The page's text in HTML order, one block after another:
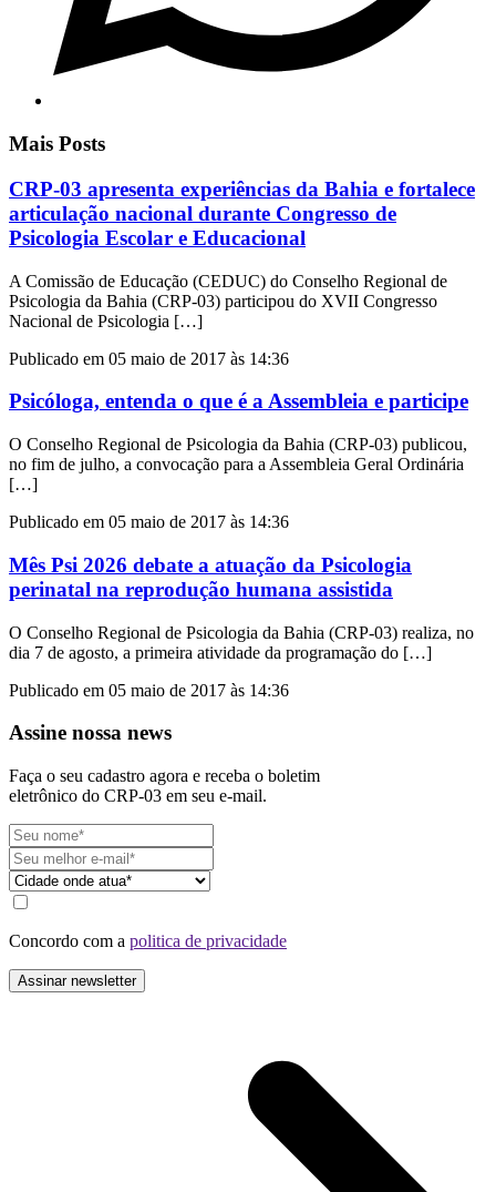
Mais Posts
CRP-03 apresenta experiências da Bahia e fortalece
articulação nacional durante Congresso de
Psicologia Escolar e Educacional
A Comissão de Educação (CEDUC) do Conselho Regional de
Psicologia da Bahia (CRP-03) participou do XVII Congresso
Nacional de Psicologia […]
Publicado em 05 maio de 2017 às 14:36
Psicóloga, entenda o que é a Assembleia e participe
O Conselho Regional de Psicologia da Bahia (CRP-03) publicou,
no fim de julho, a convocação para a Assembleia Geral Ordinária
[…]
Publicado em 05 maio de 2017 às 14:36
Mês Psi 2026 debate a atuação da Psicologia
perinatal na reprodução humana assistida
O Conselho Regional de Psicologia da Bahia (CRP-03) realiza, no
dia 7 de agosto, a primeira atividade da programação do […]
Publicado em 05 maio de 2017 às 14:36
Assine nossa news
Faça o seu cadastro agora e receba o boletim
eletrônico do CRP-03 em seu e-mail.
Concordo com a politica de privacidade